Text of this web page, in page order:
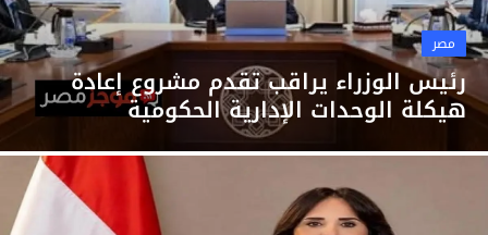
الرياضة
اقتصاد
تكنولوجيا
التعليم
مصر
رئيس الوزراء يراقب تقدم مشروع إعادة
هيكلة الوحدات الإدارية الحكومية